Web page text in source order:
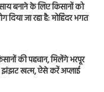
बनाने के लिए किसानों को
दिया जा रहा है: मोहिंदर भगत
की पहचान, मिलेंगे भरपूर
झंझट खत्म, ऐसे करें अप्लाई